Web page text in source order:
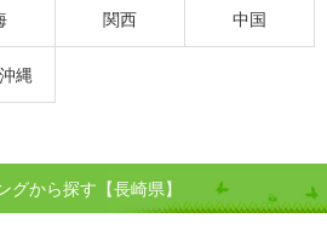
関西 中国
縄
から探す【長崎県】